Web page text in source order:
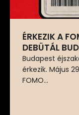
ÉRKEZIK A
DEBÜTÁL
Budapest
érkezik. Május
FOMO...